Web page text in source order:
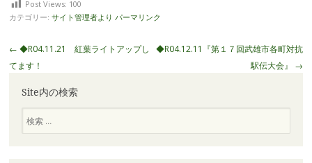
Post Views: 100
カテゴリー: サイト管理者より パーマリンク
投
稿
← ◆R04.11.21 紅葉ライトアップし
てます！
◆R04.12.11『第１７回武雄市各町対抗
駅伝大会』 →
Site内の検索
索